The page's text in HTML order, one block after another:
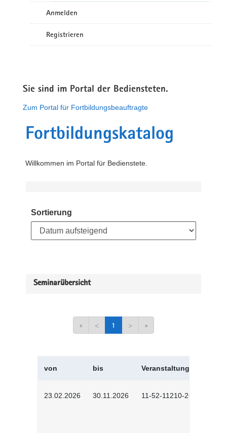
Anmelden
Registrieren
Sie sind im Portal der Bediensteten.
Zum Portal für Fortbildungsbeauftragte
Fortbildungskatalog
Willkommen im Portal für Bedienstete.
Sortierung
Seminarübersicht
« < 1 > »
von bis Veranstaltungskürzel
23.02.2026 30.11.2026 11-52-11210-2602